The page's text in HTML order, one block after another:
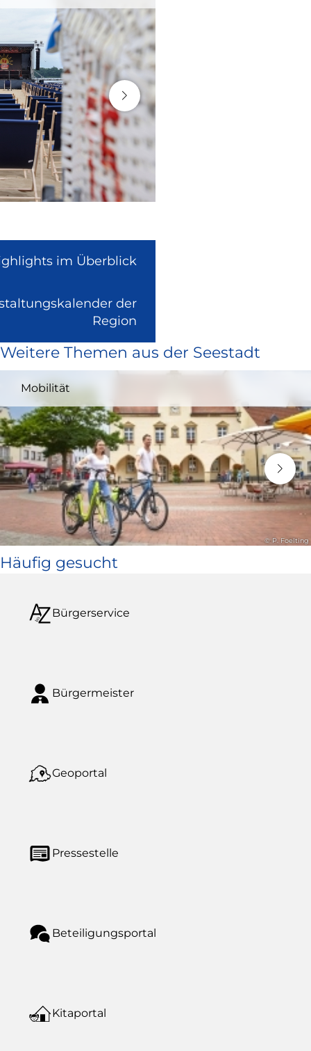
im Überblick
der
Region
extern
und
in
neuem
Fenster)
Weitere Themen aus der Seestadt
Mobilität
© P. Foelting
Häufig gesucht
Bürgerservice
Bürgermeister
Geoportal
Pressestelle
Beteiligungsportal
Kitaportal